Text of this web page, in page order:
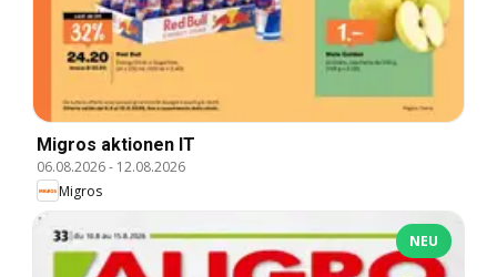
Migros aktionen IT
06.08.2026- 12.08.2026
Migros
NEU